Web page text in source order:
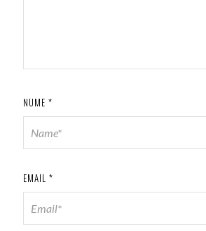
NUME *
EMAIL *